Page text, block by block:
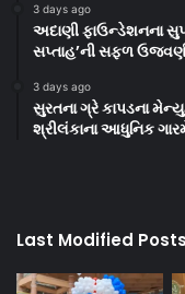
3 days ago
અદાણી ફાઉન્ડેશનના
સપ્તાહ’ની સફળ
3 days ago
સુરતના ગ્રે કાપડના
શ્રીલંકાના આધુનિક
Last Modified Posts